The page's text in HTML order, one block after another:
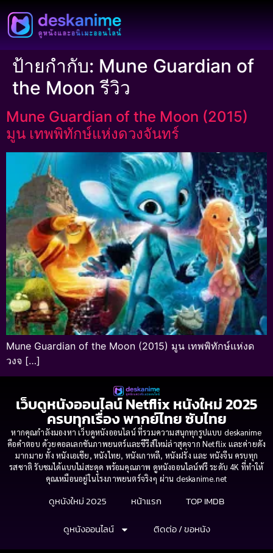
ป้ายกำกับ: Mune Guardian of
the Moon รีวิว
Mune Guardian of the Moon (2015)
มูน เทพพิทักษ์แห่งดวงจันทร์
Mune Guardian of the Moon (2015) มูน เทพพิทักษ์แห่งด
วงจ […]
เว็บดูหนังออนไลน์ Netflix หนังใหม่ 2025
ครบทุกเรื่อง พากย์ไทย ซับไทย
หากคุณกำลังมองหา เว็บดูหนังออนไลน์ ที่รวมความสนุกทุกรูปแบบ deskanime
คือคำตอบ ด้วยคอลเลกชันภาพยนตร์และซีรีส์ใหม่ล่าสุดจาก Netflix และค่ายดัง
มากมาย ทั้ง หนังเอเชีย, หนังไทย, หนังเกาหลี, หนังฝรั่ง และ หนังจีน ครบทุก
รสชาติ รับชมได้แบบไม่สะดุด พร้อมคุณภาพ ดูหนังออนไลน์ฟรี ระดับ 4K ที่ทำให้
คุณเหมือนอยู่ในโรงภาพยนตร์จริงๆ ผ่าน deskanime.net
ดูหนังใหม่ 2025 หน้าแรก
TOP IMDB
ดูหนังออนไลน์
ติดต่อ / ขอหนัง